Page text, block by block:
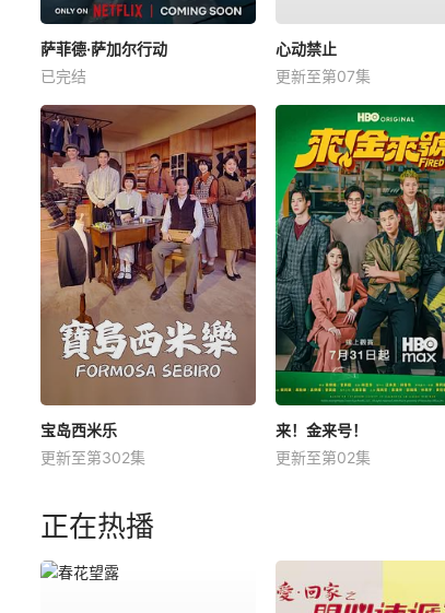
萨菲德·萨加尔行动
已完结
心动禁止
更新至第07集
宝岛西米乐
更新至第302集
来！金来号！
更新至第02集
正在热播